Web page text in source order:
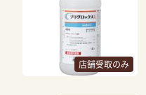
店舗受取のみ